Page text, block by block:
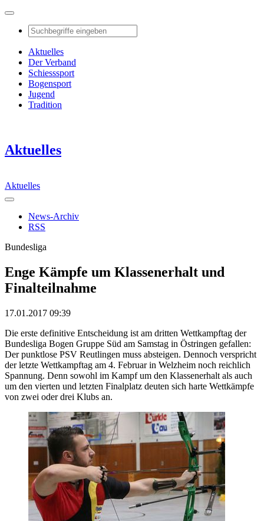
Aktuelles
Der Verband
Schiesssport
Bogensport
Jugend
Tradition
Aktuelles
Aktuelles
News-Archiv
RSS
Bundesliga
Enge Kämpfe um Klassenerhalt und
Finalteilnahme
17.01.2017 09:39
Die erste definitive Entscheidung ist am dritten Wettkampftag der
Bundesliga Bogen Gruppe Süd am Samstag in Östringen gefallen:
Der punktlose PSV Reutlingen muss absteigen. Dennoch verspricht
der letzte Wettkampftag am 4. Februar in Welzheim noch reichlich
Spannung. Denn sowohl im Kampf um den Klassenerhalt als auch
um den vierten und letzten Finalplatz deuten sich harte Wettkämpfe
von zwei oder drei Klubs an.